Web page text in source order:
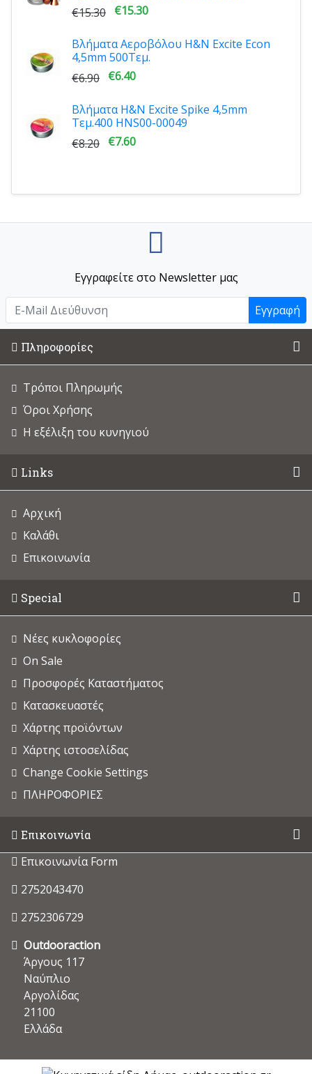
€15.30 €15.30
Βλήματα Αεροβόλου H&N Excite Econ
4,5mm 500Τεμ.
€6.90 €6.40
Βλήματα H&N Excite Spike 4,5mm
Τεμ.400 HNS00-00049
€8.20 €7.60
Εγγραφείτε στο Newsletter μας
Εγγραφή
Πληροφορίες
Τρόποι Πληρωμής
Όροι Χρήσης
Η εξέλιξη του κυνηγιού
Links
Αρχική
Καλάθι
Επικοινωνία
Special
Νέες κυκλοφορίες
On Sale
Προσφορές Καταστήματος
Κατασκευαστές
Χάρτης προϊόντων
Χάρτης ιστοσελίδας
Change Cookie Settings
ΠΛΗΡΟΦΟΡΙΕΣ
Επικοινωνία
Επικοινωνία Form
2752043470
2752306729
Outdooraction
Άργους 117
Ναύπλιο
Αργολίδας
21100
Ελλάδα